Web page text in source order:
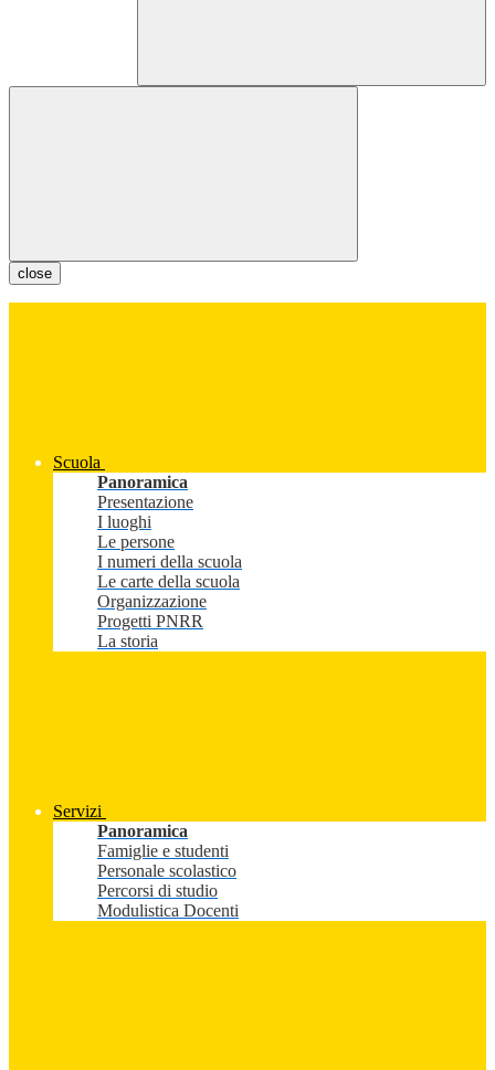
close
Scuola
Panoramica
Presentazione
I luoghi
Le persone
I numeri della scuola
Le carte della scuola
Organizzazione
Progetti PNRR
La storia
Servizi
Panoramica
Famiglie e studenti
Personale scolastico
Percorsi di studio
Modulistica Docenti